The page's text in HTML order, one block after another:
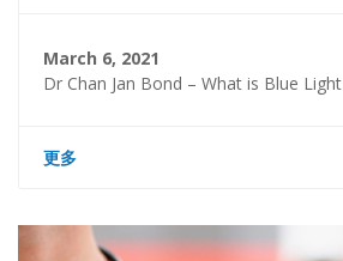
March 6, 2021
Dr Chan Jan Bond – What is Blue Light
更多